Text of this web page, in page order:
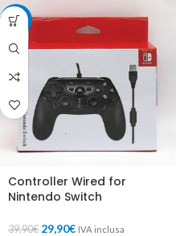
-25%
Controller Wired for
Nintendo Switch
39,90€ 29,90€ IVA inclusa